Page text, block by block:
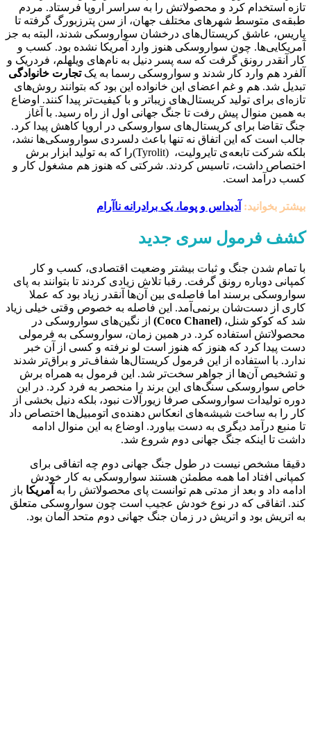
تازه استخدام کرد و محصولاتش را به سراسر اروپا فرستاد. مردم
طبقه‌ی متوسط شهرهای مختلف جهان، از سن پترزبورگ گرفته تا
پاریس، عاشق کریستال‌های درخشان سواروسکی شدند، البته به جز
آمریکایی‌ها. چون سواروسکی هنوز وارد آمریکا نشده بود. کسب و
کار آنقدر رونق گرفت که سه پسر دنیل به نام‌های ویلهلم، فردریک و
آلفرد هم وارد کار شدند و سواروسکی رسما به یکتجارت خانوادگی
تبدیل شد. هم و غم اعضای این خانواده‌ این بود که بتوانند روش‌های
تازه‌ای برای تولید کریستال‌های زیباتر و با کیفیت‌تر پیدا کنند. اوضاع
به همین منوال پیش رفت تا جنگ جهانی اول از راه رسید. با آغاز
جنگ تقاضا برای کریستال‌های سواروسکی در اروپا کاهش پیدا کرد.
جالب است که این اتفاق نه تنها باعث دلسردی سواروسکی‌ها نشد،
بلکه شرکت تابعه‌ی تایرولیت، (Tyrolit)را که به تولید ابزار برش
اختصاص داشت، تاسیس کردند. شرکتی که هنوز هم مشغول کار و
کسب درآمد است.
بیشتر بخوانید: آدیداس و پوما، یک برادرانه ناآرام
کشف فرمول سری جدید
با تمام شدن جنگ و ثبات بیشتر وضعیت اقتصادی، کسب و کار
کمپانی دوباره رونق گرفت. رقبا تلاش زیادی کردند تا بتوانند به پای
سواروسکی برسند اما فاصله‌ی بین آن‌ها آنقدر زیاد بود که عملا
کاری از دست‌شان برنمی‌آمد. این فاصله به خصوص وقتی خیلی زیاد
شد که کوکو شنل، (Coco Chanel)
از نگین‌های سواروسکی در
محصولاتش استفاده کرد. در همین زمان، سواروسکی به فرمولی
دست پیدا کرد که هنوز که هنوز است لو نرفته و کسی از آن خبر
ندارد. با استفاده از این فرمول کریستال‌ها شفاف‌تر و براق‌تر شدند
و تشخیص آن‌ها از جواهر سخت‌تر شد. این فرمول به همراه برش
خاص سواروسکی سنگ‌های این برند را منحصر به فرد کرد. در این
دوره تولیدات سواروسکی صرفا زیورآلات نبود، بلکه دنیل بخشی از
کار را به ساخت شیشه‌های انعکاس دهنده‌ی اتومبیل‌ها اختصاص داد
تا منبع درآمد دیگری به دست بیاورد. اوضاع به این منوال ادامه
داشت تا اینکه جنگ جهانی دوم شروع شد.
دقیقا مشخص نیست در طول جنگ جهانی دوم چه اتفاقی برای
کمپانی افتاد اما همه مطمئن هستند سواروسکی به کار خودش
ادامه داد و بعد از مدتی هم توانست پای محصولاتش را به آمریکا باز
کند. اتفاقی که در نوع خودش عجیب است چون سواروسکی متعلق
به اتریش بود و اتریش در زمان جنگ جهانی دوم متحد آلمان بود.